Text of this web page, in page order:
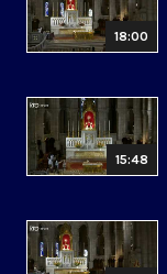
18:00
15:48